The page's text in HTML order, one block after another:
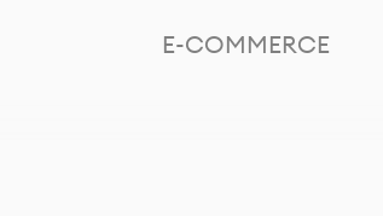
E-COMMERCE